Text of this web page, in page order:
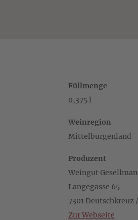
Füllmenge
0,375 l
Weinregion
Mittelburgenland
Produzent
Weingut
Langegasse 65
7301 Deutschkreuz
Zur Webseite